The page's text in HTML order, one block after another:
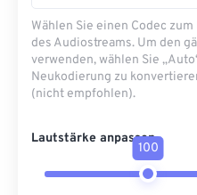
Wählen Sie einen Codec
des Audiostreams. Um den
verwenden, wählen Sie
Neukodierung zu
(nicht empfohlen).
Lautstärke anpassen
100